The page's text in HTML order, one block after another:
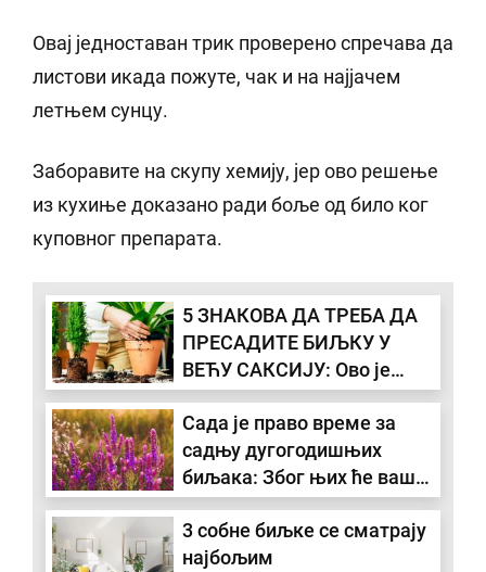
Овај једноставан трик проверено спречава да
листови икада пожуте, чак и на најјачем
летњем сунцу.
Заборавите на скупу хемију, јер ово решење
из кухиње доказано ради боље од било ког
куповног препарата.
5 ЗНАКОВА ДА ТРЕБА ДА
ПРЕСАДИТЕ БИЉКУ У
ВЕЋУ САКСИЈУ: Ово је
кључно за здрав и бујан
раст
Сада је право време за
садњу дугогодишњих
биљака: Због њих ће ваше
двориште изгледати
невероватно
3 собне биљке се сматрају
најбољим